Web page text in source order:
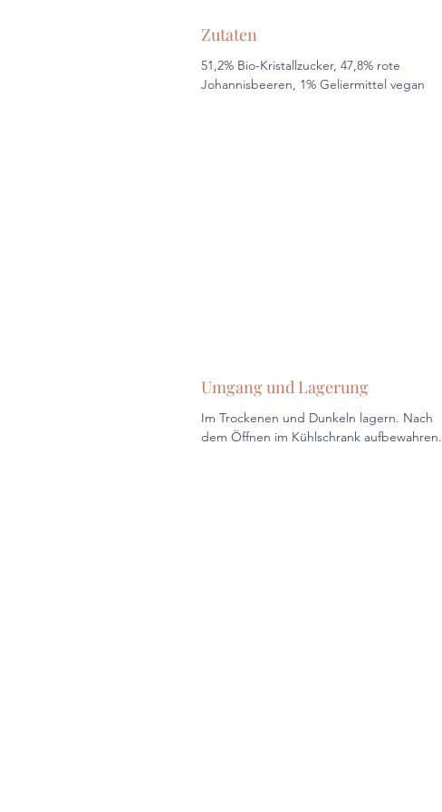
Zutaten
51,2% Bio-Kristallzucker, 47,8% rote
Johannisbeeren, 1% Geliermittel vegan
Umgang und Lagerung
Im Trockenen und Dunkeln lagern. Nach
dem Öffnen im Kühlschrank aufbewahren.